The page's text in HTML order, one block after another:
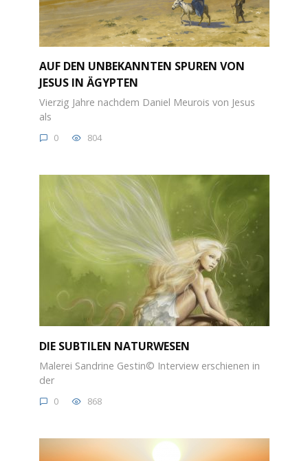
AUF DEN UNBEKANNTEN SPUREN VON
JESUS IN ÄGYPTEN
Vierzig Jahre nachdem Daniel Meurois von Jesus
als
0 804
DIE SUBTILEN NATURWESEN
Malerei Sandrine Gestin© Interview erschienen in
der
0 868